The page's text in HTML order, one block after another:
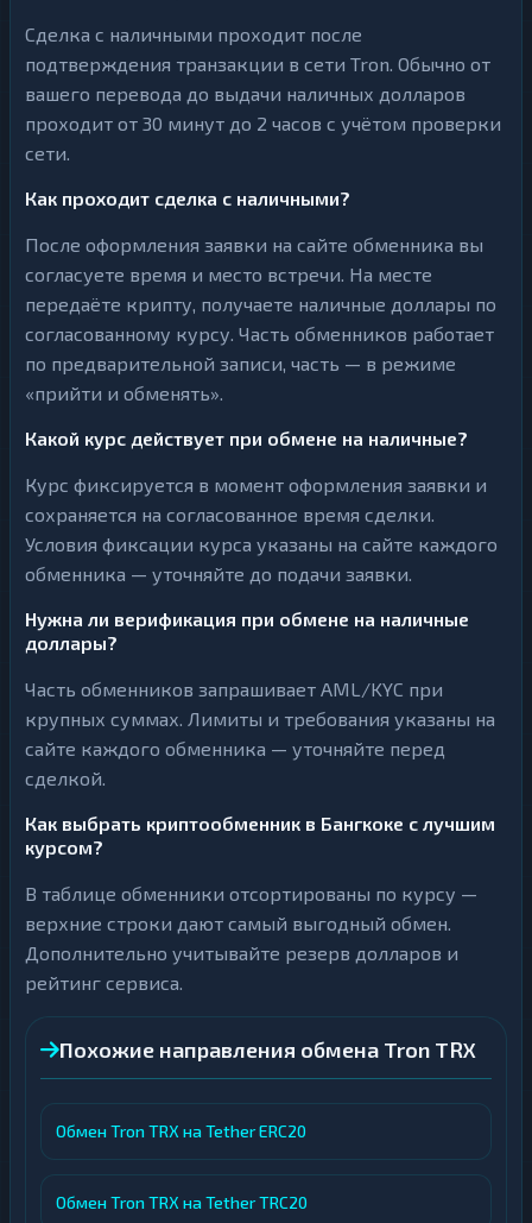
Сделка с наличными проходит после
подтверждения транзакции в сети Tron. Обычно от
вашего перевода до выдачи наличных долларов
проходит от 30 минут до 2 часов с учётом проверки
сети.
Как проходит сделка с наличными?
После оформления заявки на сайте обменника вы
согласуете время и место встречи. На месте
передаёте крипту, получаете наличные доллары по
согласованному курсу. Часть обменников работает
по предварительной записи, часть — в режиме
«прийти и обменять».
Какой курс действует при обмене на наличные?
Курс фиксируется в момент оформления заявки и
сохраняется на согласованное время сделки.
Условия фиксации курса указаны на сайте каждого
обменника — уточняйте до подачи заявки.
Нужна ли верификация при обмене на наличные
доллары?
Часть обменников запрашивает AML/KYC при
крупных суммах. Лимиты и требования указаны на
сайте каждого обменника — уточняйте перед
сделкой.
Как выбрать криптообменник в Бангкоке с лучшим
курсом?
В таблице обменники отсортированы по курсу —
верхние строки дают самый выгодный обмен.
Дополнительно учитывайте резерв долларов и
рейтинг сервиса.
Похожие направления обмена Tron TRX
Обмен Tron TRX на Tether ERC20
Обмен Tron TRX на Tether TRC20